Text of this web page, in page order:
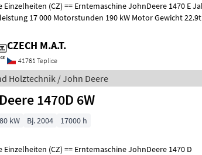
== Erntemaschine JohnDeere 1470 E Jahr
17 000 Motorstunden 190 kW Motor Gewicht 22.9t
CZECH M.A.T.
41761 Teplice
Holztechnik / John Deere
1470D 6W
kW Bj. 2004 17000 h
(CZ) == Erntemaschine JohnDeere 1470 D